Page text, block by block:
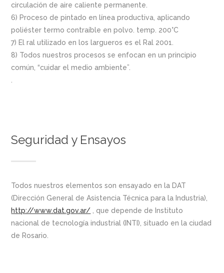
circulación de aire caliente permanente.
6) Proceso de pintado en línea productiva, aplicando
poliéster termo contraíble en polvo. temp. 200°C
7) El ral utilizado en los largueros es el Ral 2001.
8) Todos nuestros procesos se enfocan en un principio
común, “cuidar el medio ambiente”.
Seguridad y Ensayos
Todos nuestros elementos son ensayado en la DAT
(Dirección General de Asistencia Técnica para la Industria),
http://www.dat.gov.ar/ , que depende de Instituto
nacional de tecnología industrial (INTI), situado en la ciudad
de Rosario.